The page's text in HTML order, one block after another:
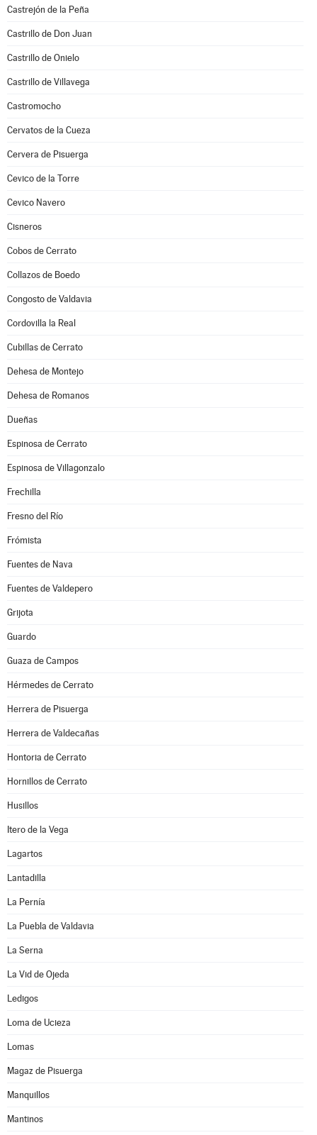
Castrejón de la Peña
Castrillo de Don Juan
Castrillo de Onielo
Castrillo de Villavega
Castromocho
Cervatos de la Cueza
Cervera de Pisuerga
Cevico de la Torre
Cevico Navero
Cisneros
Cobos de Cerrato
Collazos de Boedo
Congosto de Valdavia
Cordovilla la Real
Cubillas de Cerrato
Dehesa de Montejo
Dehesa de Romanos
Dueñas
Espinosa de Cerrato
Espinosa de Villagonzalo
Frechilla
Fresno del Río
Frómista
Fuentes de Nava
Fuentes de Valdepero
Grijota
Guardo
Guaza de Campos
Hérmedes de Cerrato
Herrera de Pisuerga
Herrera de Valdecañas
Hontoria de Cerrato
Hornillos de Cerrato
Husillos
Itero de la Vega
Lagartos
Lantadilla
La Pernía
La Puebla de Valdavia
La Serna
La Vid de Ojeda
Ledigos
Loma de Ucieza
Lomas
Magaz de Pisuerga
Manquillos
Mantinos